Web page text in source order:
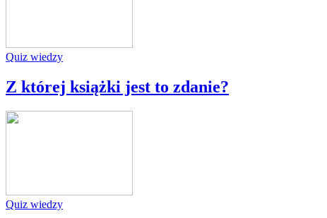
Quiz wiedzy
Z której książki jest to zdanie?
Quiz wiedzy